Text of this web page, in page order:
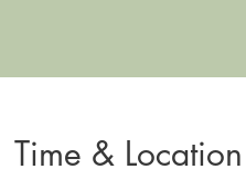
Time & Location